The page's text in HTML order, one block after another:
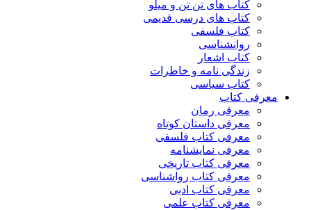
کتاب های تن تن و میلو
کتاب های درسی قدیمی
کتاب فلسفی
روانشناسی
کتاب اشعار
زندگی نامه و خاطرات
کتاب سیاسی
معرفی کتاب
معرفی رمان
معرفی داستان کوتاه
معرفی کتاب فلسفی
معرفی نمایشنامه
معرفی کتاب تاریخی
معرفی کتاب رواشناسی
معرفی کتاب ادبی
معرفی کتاب علمی